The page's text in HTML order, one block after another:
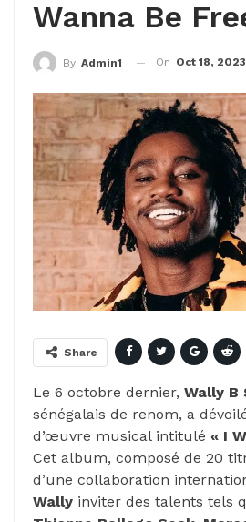
Wanna Be
By Admin1 On Oct 18, 2023
Share
Le 6 octobre dernier, Wally B
sénégalais de renom, a
d’œuvre musical intitulé « I
Cet album, composé de 20
d’une collaboration
Wally inviter des talents tels